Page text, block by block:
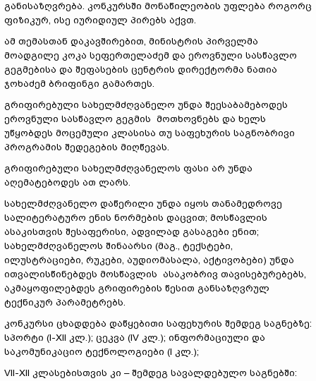
განისაზღვრება. კონკურსში მონაწილეობის უფლება როგორც
ფიზიკურ, ისე იურიდიულ პირებს აქვთ.
ამ თემასთან დაკავშირებით, მინისტრის პირველმა
მოადგილე კოკა სეფერთელაძემ და ეროვნული სასწავლო
გეგმებისა და შეფასების ცენტრის დირექტორმა ნათია
ჯოხაძემ ბრიფინგი გამართეს.
გრიფირებული სახელმძღვანელო უნდა შეესაბამებოდეს
ეროვნული სასწავლო გეგმის მოთხოვნებს და ხელს
უწყობდეს მოცემული კლასისა თუ საფეხურის საგნობრივი
პროგრამის შედეგების მიღწევას.
გრიფირებული სახელმძღვანელოს ფასი არ უნდა
აღემატებოდეს ათ ლარს.
სახელმძღვანელო დაწერილი უნდა იყოს თანამედროვე
სალიტერატურო ენის ნორმების დაცვით; მოსწავლის
ასაკისთვის შესაფერისი, ადვილად გასაგები ენით;
სახელმძღვანელოს შინაარსი (მაგ., ტექსტები,
ილუსტრაციები, რუკები, აუდიომასალა, აქტივობები) უნდა
ითვალისწინებდეს მოსწავლის ასაკობრივ თავისებურებებს,
აკმაყოფილებდეს გრიფირების წესით განსაზღვრულ
ტექნიკურ პარამეტრებს.
კონკურსი ცხადდება დაწყებითი საფეხურის შემდეგ საგნებზე:
სპორტი (I-XII კლ.); ცეკვა (IV კლ.); ინფორმაციული და
საკომუნიკაციო ტექნოლოგიები (I კლ.);
VII-XII კლასებისთვის კი – შემდეგ სავალდებულო საგნებში: